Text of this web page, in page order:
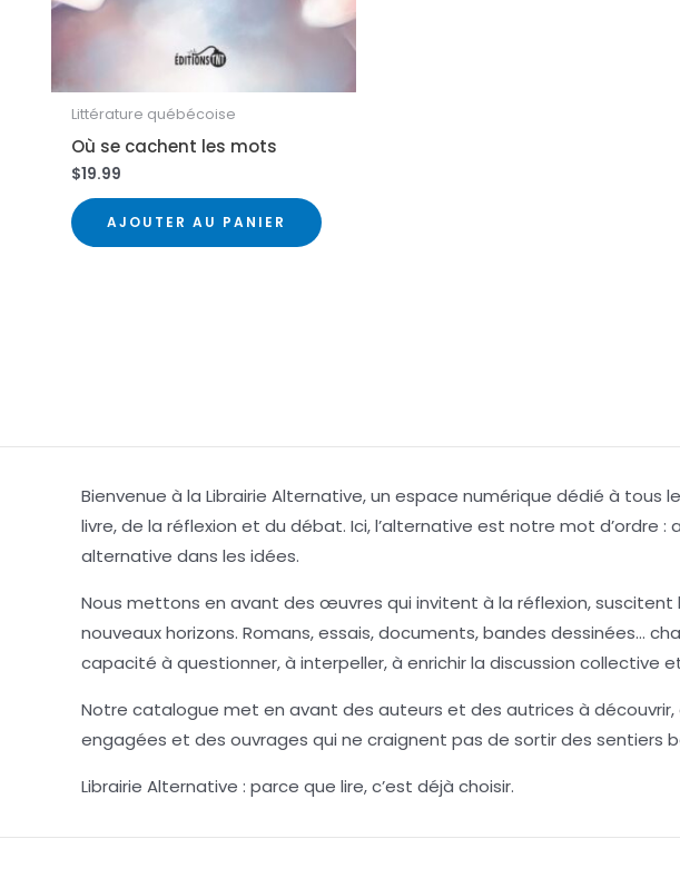
Littérature québécoise
Où se cachent les mots
$19.99
AJOUTER AU PANIER
Bienvenue à la Librairie Alternative, un espace numérique dédié à tous
livre, de la réflexion et du débat. Ici, l’alternative est notre mot d’ordre
alternative dans les idées.
Nous mettons en avant des œuvres qui invitent à la réflexion,
nouveaux horizons. Romans, essais, documents, bandes dessinées…
capacité à questionner, à interpeller, à enrichir la discussion collective
Notre catalogue met en avant des auteurs et des autrices à découvrir,
engagées et des ouvrages qui ne craignent pas de sortir des sentiers
Librairie Alternative : parce que lire, c’est déjà choisir.